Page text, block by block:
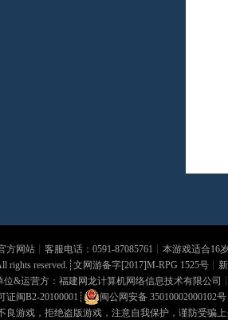
方网站┊客服电话：0591-87085761┊本游戏适合16
rights reserved.┊文网游备字[2017]M-RPG 1525号┊
&运营方：福建网龙计算机网络信息技术有限公司
闽B2-20100001 ┊ 闽公网安备 35010002000102号
良游戏，拒绝盗版游戏，注意自我保护，谨防受骗